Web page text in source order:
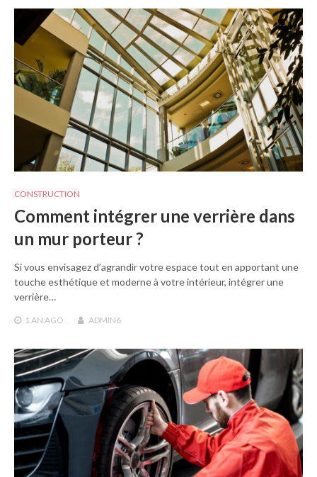
CONSTRUCTION
Comment intégrer une verrière dans
un mur porteur ?
Si vous envisagez d’agrandir votre espace tout en apportant une
touche esthétique et moderne à votre intérieur, intégrer une
verrière…
1 AN AGO ADMIN6